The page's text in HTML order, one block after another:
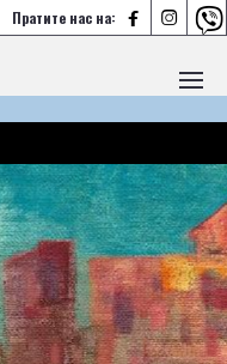
Пратите нас на:   